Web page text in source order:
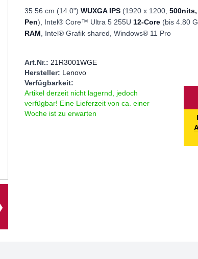
35.56 cm (14.0") WUXGA IPS(1920 x 1200, 500nits,
Pen), Intel® Core™ Ultra 5 255U 12-Core (bis 4.80
RAM , Intel® Grafik shared, Windows® 11 Pro
Art.Nr.: 21R3001WGE
Hersteller: Lenovo
Verfügbarkeit:
Artikel derzeit nicht lagernd, jedoch
verfügbar! Eine Lieferzeit von ca. einer
Woche ist zu erwarten